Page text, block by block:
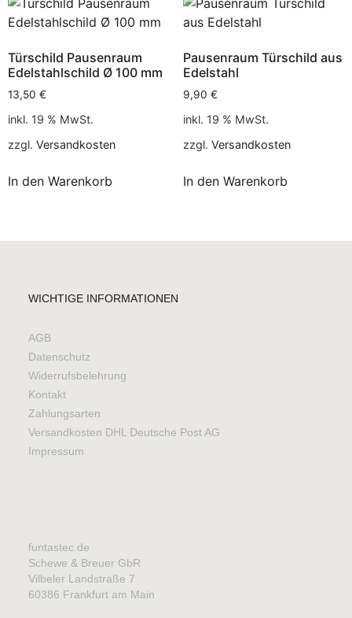
Türschild Pausenraum
Edelstahlschild Ø 100 mm
13,50 €
inkl. 19 % MwSt.
zzgl. Versandkosten
In den Warenkorb
Pausenraum Türschild aus
Edelstahl
9,90 €
inkl. 19 % MwSt.
zzgl. Versandkosten
In den Warenkorb
WICHTIGE INFORMATIONEN
AGB
Datenschutz
Widerrufsbelehrung
Kontakt
Zahlungsarten
Versandkosten DHL Deutsche Post AG
Impressum
funtastec.de
Schewe & Breuer GbR
Vilbeler Landstraße 7
60386 Frankfurt am Main